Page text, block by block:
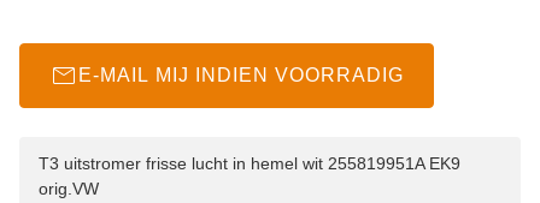
E-MAIL MIJ INDIEN VOORRADIG
T3 uitstromer frisse lucht in hemel wit 255819951A EK9
orig.VW